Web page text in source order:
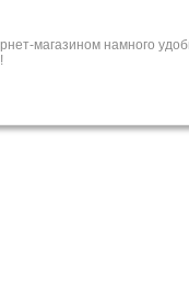
магазином намного